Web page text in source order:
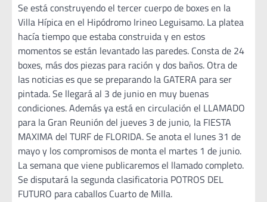
Se está construyendo el tercer cuerpo de boxes en la
Villa Hípica en el Hipódromo Irineo Leguisamo. La platea
hacía tiempo que estaba construida y en estos
momentos se están levantado las paredes. Consta de 24
boxes, más dos piezas para ración y dos baños. Otra de
las noticias es que se preparando la GATERA para ser
pintada. Se llegará al 3 de junio en muy buenas
condiciones. Además ya está en circulación el LLAMADO
para la Gran Reunión del jueves 3 de junio, la FIESTA
MAXIMA del TURF de FLORIDA. Se anota el lunes 31 de
mayo y los compromisos de monta el martes 1 de junio.
La semana que viene publicaremos el llamado completo.
Se disputará la segunda clasificatoria POTROS DEL
FUTURO para caballos Cuarto de Milla.